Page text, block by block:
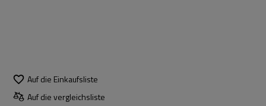
Auf die Einkaufsliste
Auf die vergleichsliste